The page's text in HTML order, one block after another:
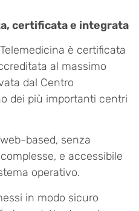
certificata e integrata
è certificata
al massimo
dal Centro
dei più importanti centri
based, senza
e accessibile
operativo.
in modo sicuro